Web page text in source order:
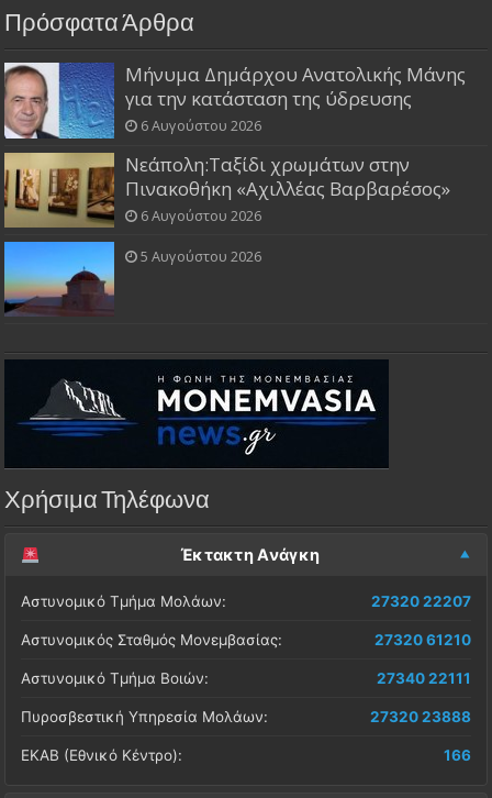
Πρόσφατα Άρθρα
Μήνυμα Δημάρχου Ανατολικής Μάνης
για την κατάσταση της ύδρευσης
6 Αυγούστου 2026
Νεάπολη:Ταξίδι χρωμάτων στην
Πινακοθήκη «Αχιλλέας Βαρβαρέσος»
6 Αυγούστου 2026
5 Αυγούστου 2026
Χρήσιμα Τηλέφωνα
Έκτακτη Ανάγκη
Αστυνομικό Τμήμα Μολάων: 27320 22207
Αστυνομικός Σταθμός Μονεμβασίας: 27320 61210
Αστυνομικό Τμήμα Βοιών: 27340 22111
Πυροσβεστική Υπηρεσία Μολάων: 27320 23888
ΕΚΑΒ (Εθνικό Κέντρο): 166